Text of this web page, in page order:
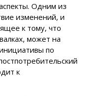
Одним из
изменений, и
к тому, что
может на
по
к